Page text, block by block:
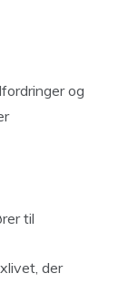
og
til
der